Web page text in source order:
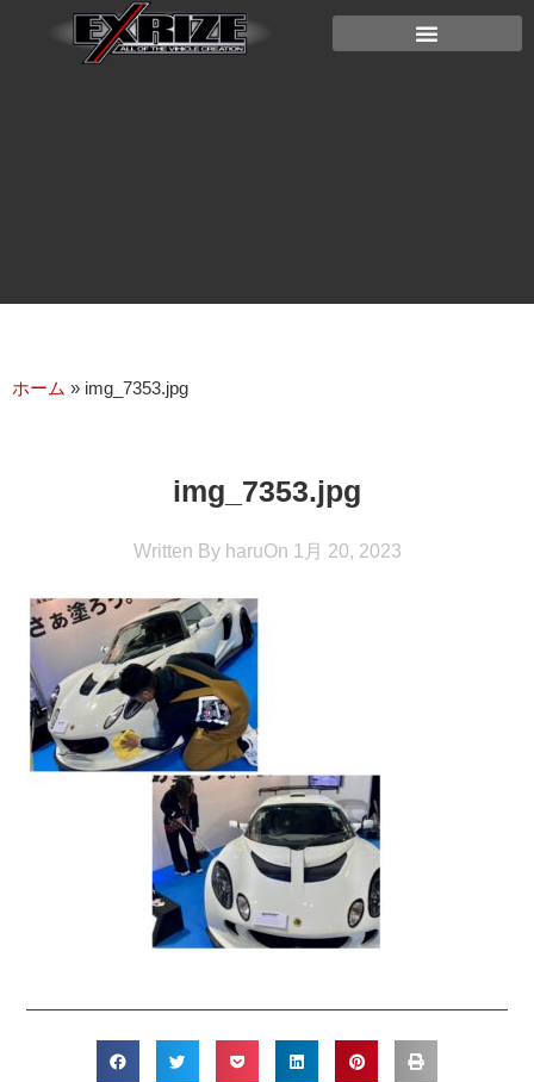
ホーム » img_7353.jpg
img_7353.jpg
Written ByharuOn 1月 20, 2023